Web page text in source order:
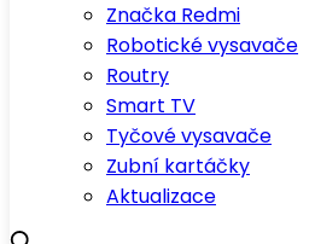
Značka Redmi
Robotické vysavače
Routry
Smart TV
Tyčové vysavače
Zubní kartáčky
Aktualizace